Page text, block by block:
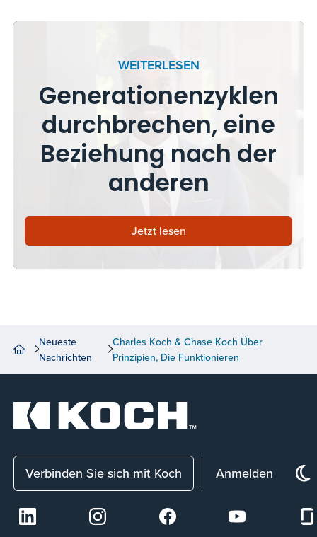
WEITERLESEN
Generationenzyklen
durchbrechen, eine
Beziehung nach der
anderen
Jetzt lesen
Neueste
Nachrichten
Charles Koch & Chase Koch Über
Prinzipien, Die Funktionieren
Verbinden Sie sich mit Koch Anmelden